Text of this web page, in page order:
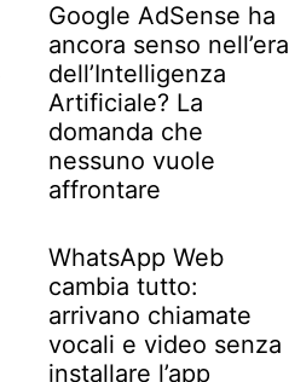
Google AdSense ha
ancora senso nell’era
dell’Intelligenza
Artificiale? La
domanda che
nessuno vuole
affrontare
WhatsApp Web
cambia tutto:
arrivano chiamate
vocali e video senza
installare l’app